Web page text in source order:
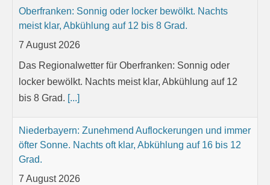
Oberfranken: Sonnig oder locker bewölkt. Nachts
meist klar, Abkühlung auf 12 bis 8 Grad.
7 August 2026
Das Regionalwetter für Oberfranken: Sonnig oder
locker bewölkt. Nachts meist klar, Abkühlung auf 12
bis 8 Grad. [...]
Niederbayern: Zunehmend Auflockerungen und immer
öfter Sonne. Nachts oft klar, Abkühlung auf 16 bis 12
Grad.
7 August 2026